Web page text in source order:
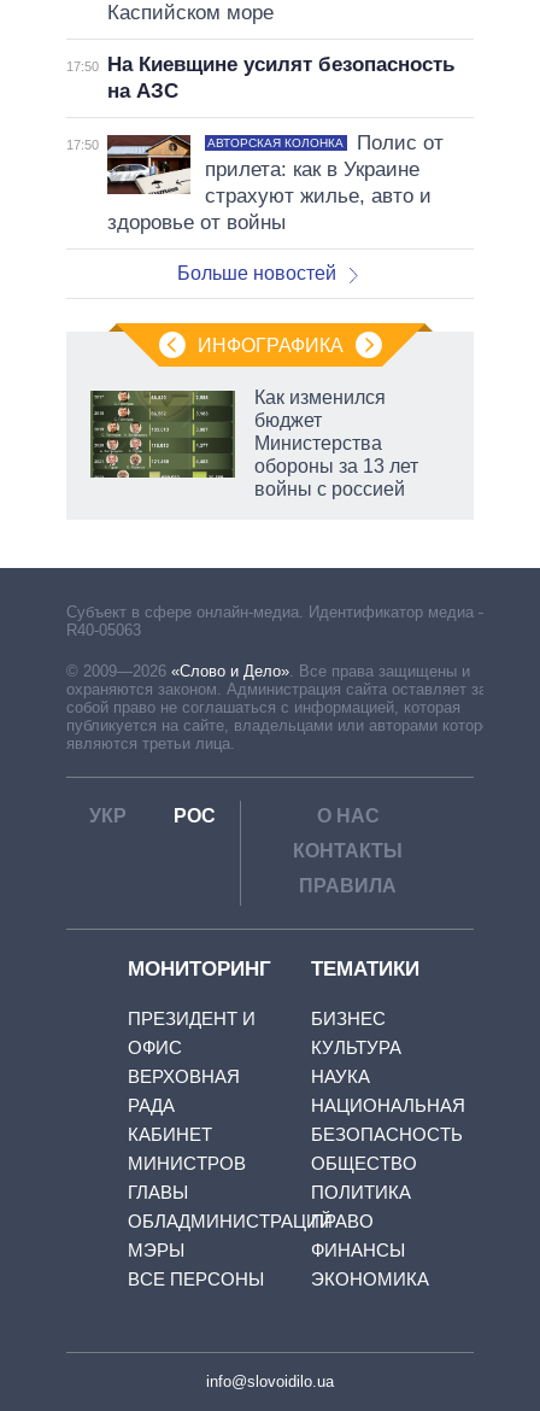
Каспийском море
17:50
На Киевщине усилят безопасность
на АЗС
17:50 АВТОРСКАЯ КОЛОНКА
Полис от
прилета: как в Украине
страхуют жилье, авто и
здоровье от войны
Больше новостей
ИНФОГРАФИКА
Как изменился
бюджет
Министерства
обороны за 13 лет
войны с россией
Субъект в сфере онлайн-медиа. Идентификатор медиа –
R40-05063
© 2009—2026 «Слово и Дело». Все права защищены и
охраняются законом. Администрация сайта оставляет за
собой право не соглашаться с информацией, которая
публикуется на сайте, владельцами или авторами которой
являются третьи лица.
УКР РОС
О НАС
КОНТАКТЫ
ПРАВИЛА
МОНИТОРИНГ
ПРЕЗИДЕНТ И
ОФИС
ВЕРХОВНАЯ
РАДА
КАБИНЕТ
МИНИСТРОВ
ГЛАВЫ
ОБЛАДМИНИСТРАЦИЙ
МЭРЫ
ВСЕ ПЕРСОНЫ
ТЕМАТИКИ
БИЗНЕС
КУЛЬТУРА
НАУКА
НАЦИОНАЛЬНАЯ
БЕЗОПАСНОСТЬ
ОБЩЕСТВО
ПОЛИТИКА
ПРАВО
ФИНАНСЫ
ЭКОНОМИКА
info@slovoidilo.ua